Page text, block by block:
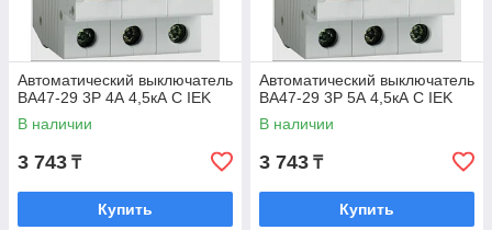
Автоматический выключатель
ВА47-29 3Р 4А 4,5кА С IEK
В наличии
3 743 ₸
Купить
Автоматический выключатель
ВА47-29 3Р 5А 4,5кА С IEK
В наличии
3 743 ₸
Купить